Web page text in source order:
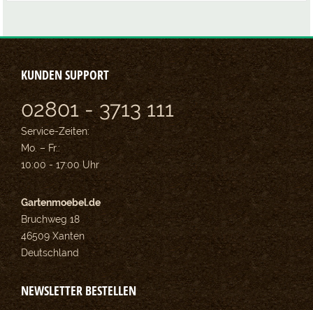
KUNDEN SUPPORT
02801 - 3713 111
Service-Zeiten:
Mo. – Fr.:
10:00 - 17:00 Uhr
Gartenmoebel.de
Bruchweg 18
46509 Xanten
Deutschland
NEWSLETTER BESTELLEN